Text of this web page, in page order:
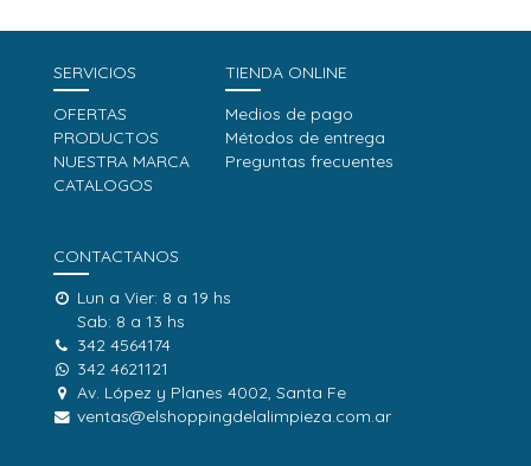
SERVICIOS
OFERTAS
PRODUCTOS
NUESTRA MARCA
CATALOGOS
TIENDA ONLINE
Medios de pago
Métodos de entrega
Preguntas frecuentes
CONTACTANOS
Lun a Vier: 8 a 19 hs
Sab: 8 a 13 hs
342 4564174
342 4621121
Av. López y Planes 4002, Santa Fe
ventas@elshoppingdelalimpieza.com.ar